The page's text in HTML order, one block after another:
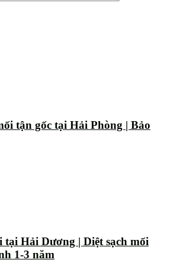
tận gốc tại Hải Phòng | Bảo
tại Hải Dương | Diệt sạch mối
1-3 năm